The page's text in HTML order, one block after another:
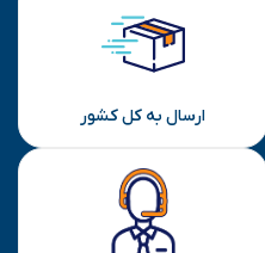
ارسال به کل کشور